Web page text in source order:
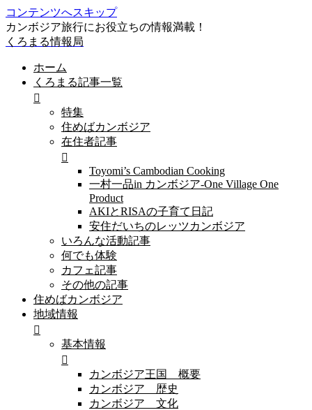
コンテンツへスキップ
カンボジア旅行にお役立ちの情報満載！
くろまる情報局
ホーム
くろまる記事一覧
特集
住めばカンボジア
在住者記事
Toyomi’s Cambodian Cooking
一村一品in カンボジア-One Village One
Product
AKIとRISAの子育て日記
安住だいちのレッツカンボジア
いろんな活動記事
何でも体験
カフェ記事
その他の記事
住めばカンボジア
地域情報
基本情報
カンボジア王国 概要
カンボジア 歴史
カンボジア 文化